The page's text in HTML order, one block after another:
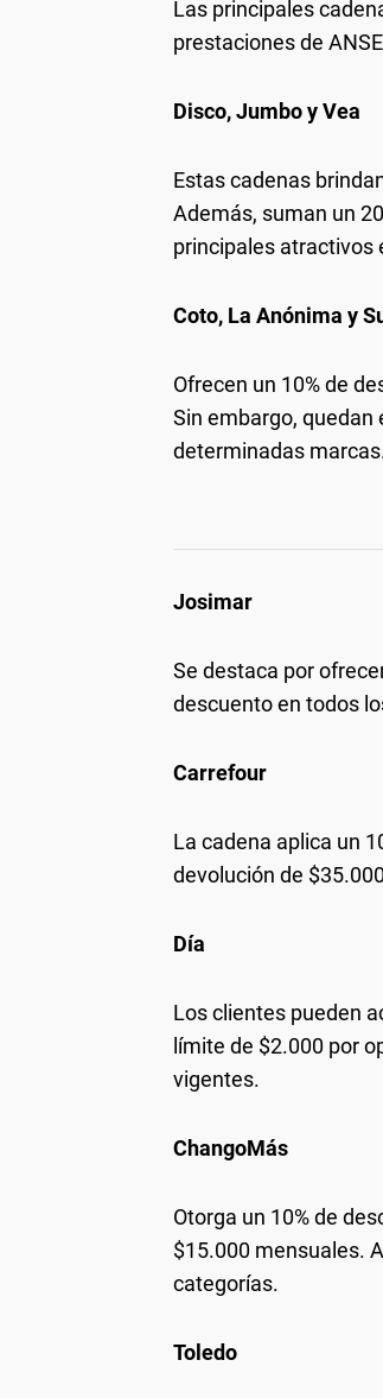
Las principales
prestaciones de
Disco, Jumbo y Vea
Estas cadenas
Además, suman un
principales atractivos
Coto, La Anónima y
Ofrecen un 10% de
Sin embargo,
determinadas
Josimar
Se destaca por
descuento en todos
Carrefour
La cadena aplica un
devolución de
Día
Los clientes pueden
límite de $2.000 por
vigentes.
ChangoMás
Otorga un 10% de
$15.000 mensuales.
categorías.
Toledo